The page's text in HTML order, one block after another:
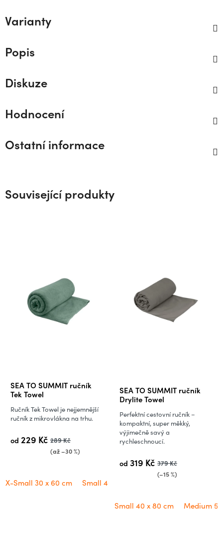
Varianty
Popis
Diskuze
Hodnocení
Ostatní informace
Související produkty
SEA TO SUMMIT ručník
Tek Towel
Průměrné
hodnocení
produktu
je
z
od 229 Kč 289 Kč
(až –30 %)
Ručník Tek Towel je nejjemnější
ručník z mikrovlákna na trhu.
X-Small 30 x 60 cm Small 40 x 80 cm
SEA TO SUMMIT ručník
Drylite Towel
od 319 Kč 379 Kč
(–15 %)
Perfektní cestovní ručník –
kompaktní, super měkký,
výjimečně savý a
rychleschnoucí.
Small 40 x 80 cm Medium